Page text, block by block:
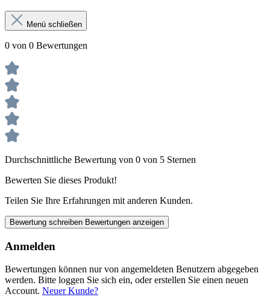
Menü schließen
0 von 0 Bewertungen
Durchschnittliche Bewertung von 0 von 5 Sternen
Bewerten Sie dieses Produkt!
Teilen Sie Ihre Erfahrungen mit anderen Kunden.
Bewertung schreiben Bewertungen anzeigen
Anmelden
Bewertungen können nur von angemeldeten Benutzern abgegeben
werden. Bitte loggen Sie sich ein, oder erstellen Sie einen neuen
Account. Neuer Kunde?